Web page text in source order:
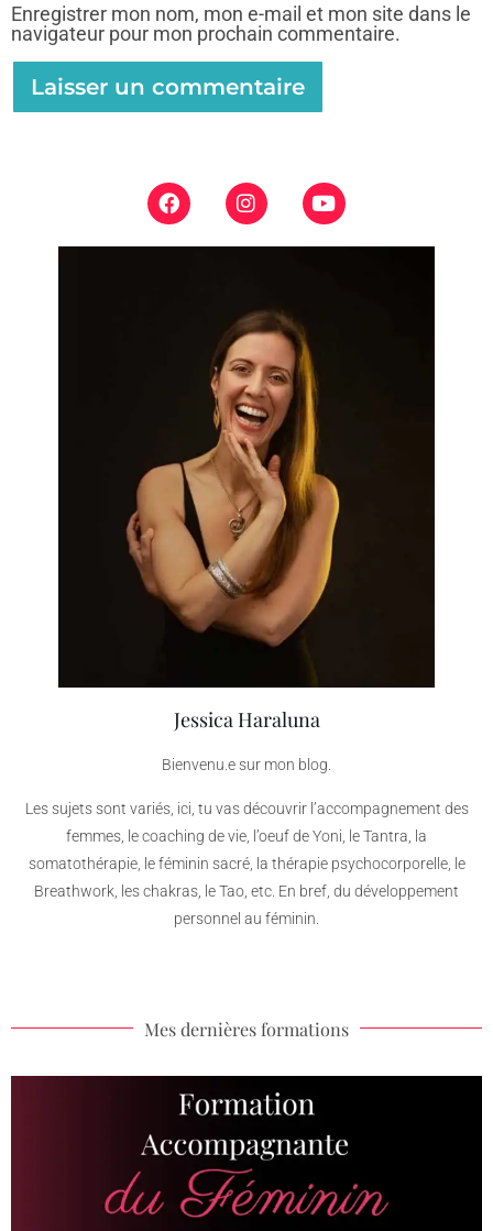
Enregistrer mon nom, mon e-mail et mon site dans le
navigateur pour mon prochain commentaire.
Jessica Haraluna
Bienvenu.e sur mon blog.
Les sujets sont variés, ici, tu vas découvrir l’accompagnement des
femmes, le coaching de vie, l’oeuf de Yoni, le Tantra, la
somatothérapie, le féminin sacré, la thérapie psychocorporelle, le
Breathwork, les chakras, le Tao, etc. En bref, du développement
personnel au féminin.
Mes dernières formations